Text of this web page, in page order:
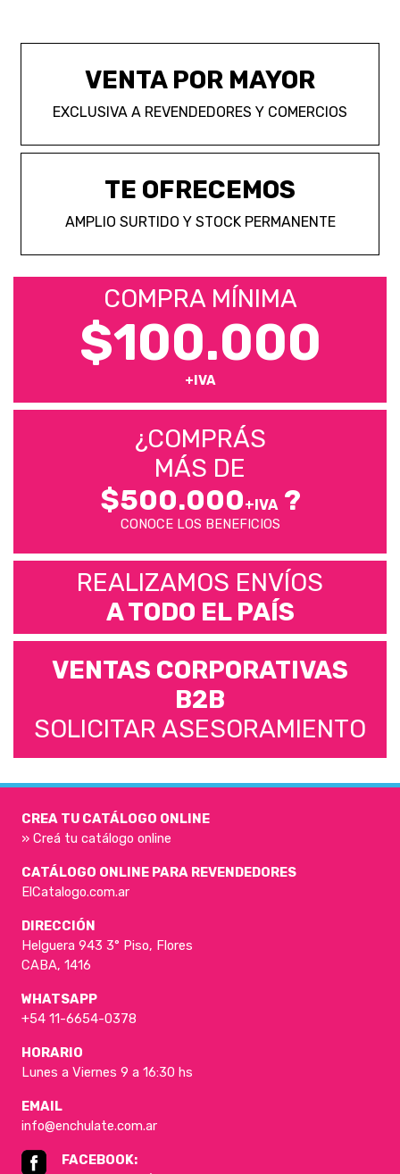
VENTA POR MAYOR
EXCLUSIVA A REVENDEDORES Y COMERCIOS
TE OFRECEMOS
AMPLIO SURTIDO Y STOCK PERMANENTE
COMPRA MÍNIMA
$100.000
+IVA
¿COMPRÁS
MÁS DE
$500.000+IVA?
CONOCE LOS BENEFICIOS
REALIZAMOS ENVÍOS
A TODO EL PAÍS
VENTAS CORPORATIVAS
B2B
SOLICITAR ASESORAMIENTO
CREA TU CATÁLOGO ONLINE
» Creá tu catálogo online
CATÁLOGO ONLINE PARA REVENDEDORES
ElCatalogo.com.ar
DIRECCIÓN
Helguera 943 3° Piso, Flores
CABA, 1416
WHATSAPP
+54 11-6654-0378
HORARIO
Lunes a Viernes 9 a 16:30 hs
EMAIL
info@enchulate.com.ar
FACEBOOK: